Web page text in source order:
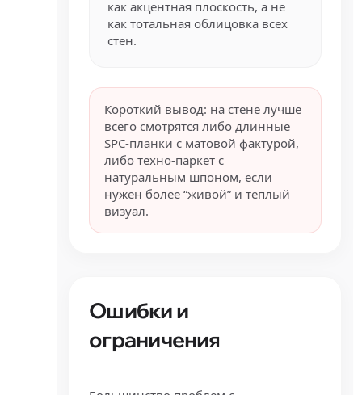
как акцентная плоскость, а не
как тотальная облицовка всех
стен.
Короткий вывод: на стене лучше
всего смотрятся либо длинные
SPC-планки с матовой фактурой,
либо техно-паркет с
натуральным шпоном, если
нужен более “живой” и теплый
визуал.
Ошибки и
ограничения